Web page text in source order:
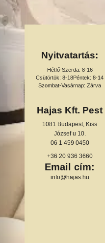
Nyitvatartás:
Hétfő-Szerda: 8-16
Csütörtök: 8-18Péntek: 8-14
Szombat-Vasárnap: Zárva
Hajas Kft. Pest
1081 Budapest, Kiss
József u 10.
06 1 459 0450
+36 20 936 3660
Email cím:
info@hajas.hu